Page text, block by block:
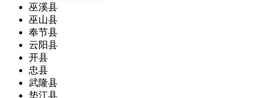
巫溪县
巫山县
奉节县
云阳县
开县
忠县
武隆县
垫江县